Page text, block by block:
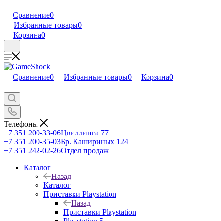
Сравнение0
Избранные товары0
Корзина0
Сравнение0 Избранные товары0 Корзина0
Телефоны
+7 351 200-33-06Цвиллинга 77
+7 351 200-35-03Бр. Кашириных 124
+7 351 242-02-26Отдел продаж
Каталог
Назад
Каталог
Приставки Playstation
Назад
Приставки Playstation